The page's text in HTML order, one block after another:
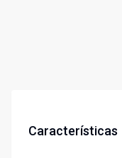
Características